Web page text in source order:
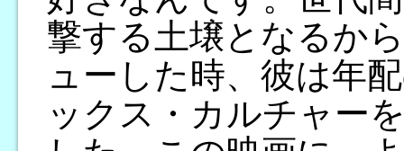
撃する土壌となるか
ューした時、彼は年
ックス・カルチャー